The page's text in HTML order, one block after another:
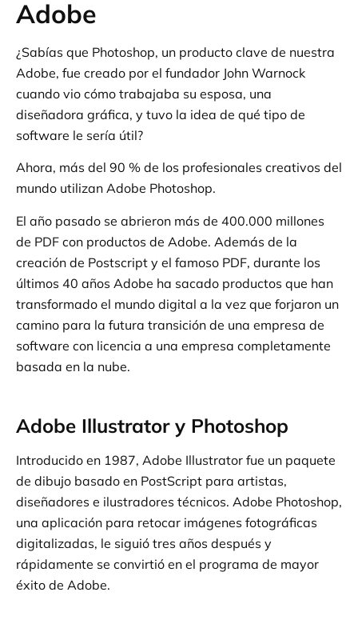
Adobe
¿Sabías que Photoshop, un producto clave de nuestra
Adobe, fue creado por el fundador John Warnock
cuando vio cómo trabajaba su esposa, una
diseñadora gráfica, y tuvo la idea de qué tipo de
software le sería útil?
Ahora, más del 90 % de los profesionales creativos del
mundo utilizan Adobe Photoshop.
El año pasado se abrieron más de 400.000 millones
de PDF con productos de Adobe. Además de la
creación de Postscript y el famoso PDF, durante los
últimos 40 años Adobe ha sacado productos que han
transformado el mundo digital a la vez que forjaron un
camino para la futura transición de una empresa de
software con licencia a una empresa completamente
basada en la nube.
Adobe Illustrator y Photoshop
Introducido en 1987, Adobe Illustrator fue un paquete
de dibujo basado en PostScript para artistas,
diseñadores e ilustradores técnicos. Adobe Photoshop,
una aplicación para retocar imágenes fotográficas
digitalizadas, le siguió tres años después y
rápidamente se convirtió en el programa de mayor
éxito de Adobe.